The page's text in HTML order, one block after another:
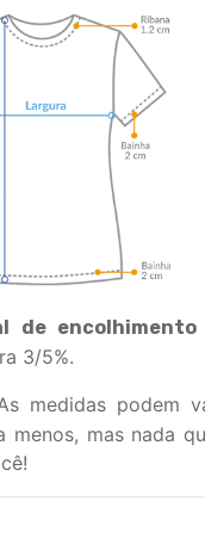
de encolhimento
3/5%.
medidas podem
menos, mas nada